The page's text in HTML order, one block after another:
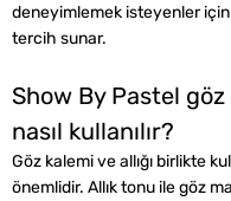
deneyimlemek isteyenler
tercih sunar.
Show By Pastel
nasıl kullanılır?
Göz kalemi ve allığı birlikte
önemlidir. Allık tonu ile göz